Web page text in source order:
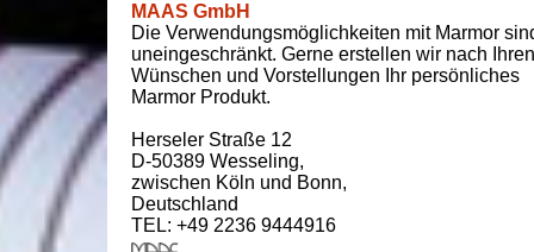
MAAS GmbH
Die Verwendungsmöglichkeiten mit Marmor
uneingeschränkt. Gerne erstellen wir nach Ihren
Wünschen und Vorstellungen Ihr persönliches
Marmor Produkt.
Herseler Straße 12
D-50389 Wesseling,
zwischen Köln und Bonn,
Deutschland
TEL: +49 2236 9444916